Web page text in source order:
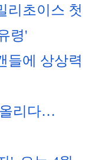
리초이스 첫
령'
들에 상상력
리다…